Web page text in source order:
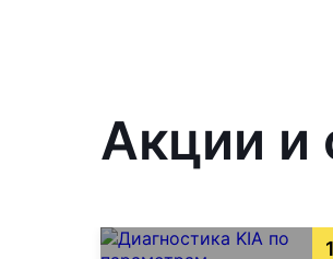
Акции и